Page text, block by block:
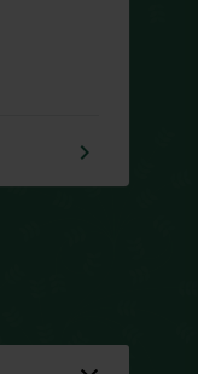
keyboard_arrow_right